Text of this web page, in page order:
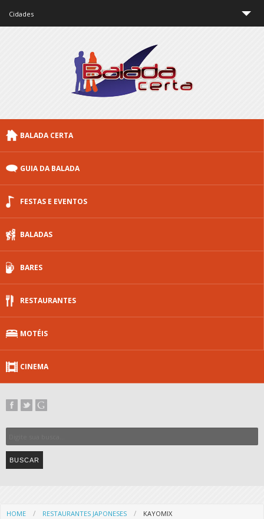
Cidades
Curitiba
Porto Alegre
Floripa
BALADA CERTA
GUIA DA BALADA
FESTAS E EVENTOS
BALADAS
BARES
RESTAURANTES
MOTÉIS
CINEMA
HOME RESTAURANTES JAPONESES KAYOMIX